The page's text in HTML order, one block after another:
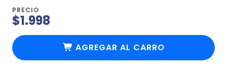
PRECIO
$1.998
AGREGAR AL CARRO